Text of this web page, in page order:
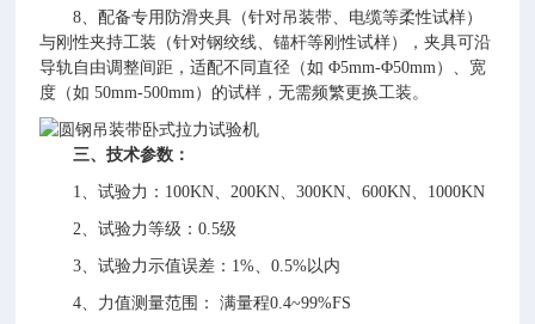
8、配备专用防滑夹具（针对吊装带、电缆等柔性试样）
与刚性夹持工装（针对钢绞线、锚杆等刚性试样），夹具可沿
导轨自由调整间距，适配不同直径（如 Φ5mm-Φ50mm）、宽
度（如 50mm-500mm）的试样，无需频繁更换工装。
三、技术参数：
1、试验力：100KN、200KN、300KN、600KN、1000KN
2、试验力等级：0.5级
3、试验力示值误差：1%、0.5%以内
4、力值测量范围： 满量程0.4~99%FS